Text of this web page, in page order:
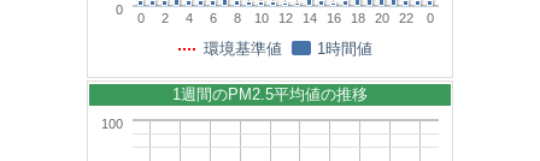
0 2 4 6 8 10 12 14 16 18 20 22 0
0
環境基準値 1時間値
100
1週間のPM2.5平均値の推移